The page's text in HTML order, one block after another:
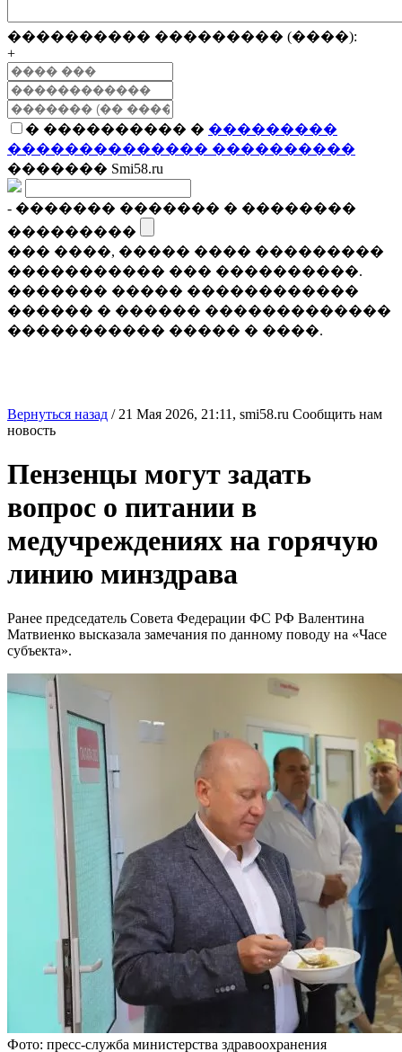
���������� ��������� (����):
+
� ���������� � ���������
�������������� ����������
������� Smi58.ru
- ������� ������� � ��������
���������
��� ����, ����� ���� ���������
����������� ��� ����������.
������� ����� ������������
������ � ������ �������������
����������� ����� � ����.
Вернуться назад / 21 Мая 2026, 21:11, smi58.ru Сообщить нам
новость
Пензенцы могут задать
вопрос о питании в
медучреждениях на горячую
линию минздрава
Ранее председатель Совета Федерации ФС РФ Валентина
Матвиенко высказала замечания по данному поводу на «Часе
субъекта».
Фото: пресс-служба министерства здравоохранения